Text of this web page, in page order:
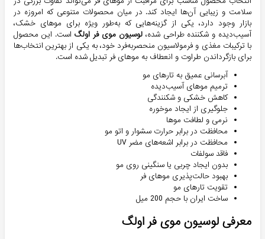
سلامت و زیبایی آن‌ها ایجاد کند. در میان محصولات متنوعی که امروزه در
بازار وجود دارد، یکی از گزینه‌هایی که به‌طور ویژه برای موهای خشک،
آسیب‌دیده و شکننده طراحی شده،لوسیون موی فر اولگ است. این محصول
با ترکیبات مغذی و فرمولاسیون منحصر‌به‌فرد خود، به یکی از بهترین انتخاب‌ها
برای بازگرداندن طراوت و انعطاف به موهای فر تبدیل شده است.
آبرسانی عمیق به تارهای مو
ترمیم موهای آسیب‌دیده
کاهش خشکی و شکنندگی
جلوگیری از ایجاد موخوره
نرمی و لطافت موها
محافظت در برابر حرارت سشوار و اتو مو
محافظت در برابر اشعه‌های مضر UV
فاقد سولفات
بدون ایجاد چربی یا سنگینی روی مو
بهبود حالت‌پذیری موهای فر
تقویت تارهای مو
ساخت ایران با حجم 200 میل
معرفی لوسیون موی فر اولگ